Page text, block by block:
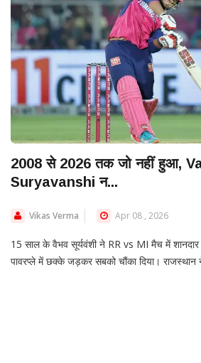
2008 से 2026 तक जो नहीं हुआ,
Suryavanshi न...
Vikas Verma Apr 08 , 2026
15 साल के वैभव सूर्यवंशी ने RR vs MI मैच में शानदार
पावरप्ले में छक्के जड़कर सबको चौंका दिया।